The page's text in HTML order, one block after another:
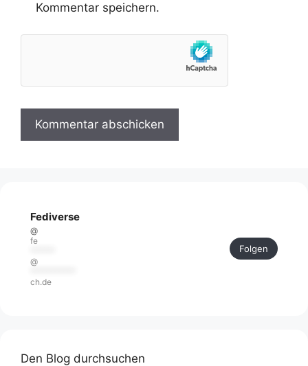
Kommentar speichern.
Fediverse
@
fe
@
ch.de
Folgen
Den Blog durchsuchen